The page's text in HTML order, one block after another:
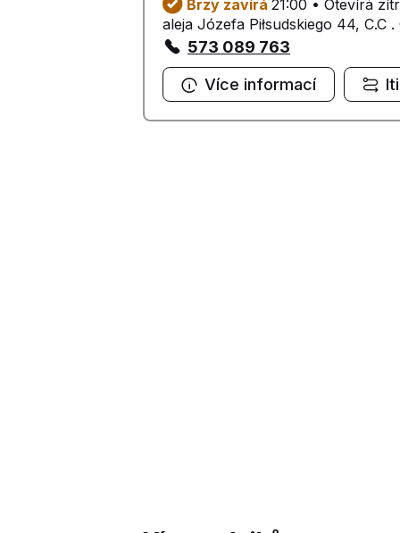
Brzy zavírá 21:00 • Otevírá
aleja Józefa Piłsudskiego 44, C.C
573 089 763
Více informací